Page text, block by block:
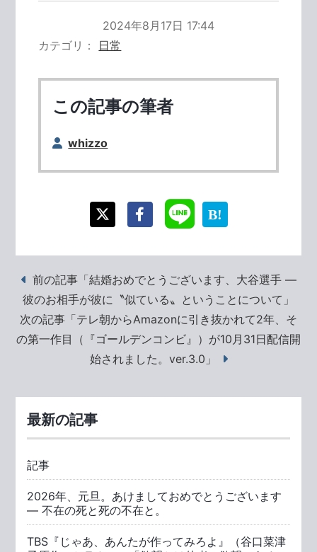
2024年8月17日 17:44
カテゴリ
日常
この記事の筆者
whizzo
前の記事「結婚おめでとうございます、大谷選手 ―
彼のお相手が彼に〝似ている〟ということについて」
次の記事「テレ朝からAmazonに引き抜かれて2年、そ
の第一作目（『ゴールデンコンビ』）が10月31日配信開
始されました。ver.3.0」
最新の記事
記事
2026年、元旦。あけましておめでとうございます
― 不在の死と死の不在と。
TBS『じゃあ、あんたが作ってみろよ』（谷口菜津